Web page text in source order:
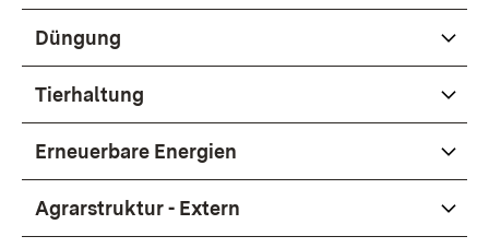
Düngung
Tierhaltung
Erneuerbare Energien
Agrarstruktur - Extern